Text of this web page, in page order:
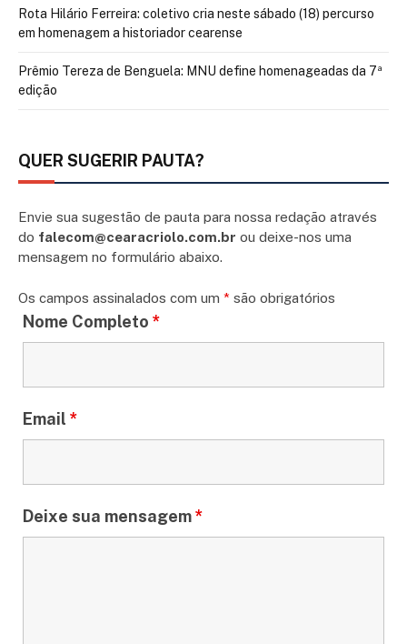
Rota Hilário Ferreira: coletivo cria neste sábado (18) percurso
em homenagem a historiador cearense
Prêmio Tereza de Benguela: MNU define homenageadas da 7ª
edição
QUER SUGERIR PAUTA?
Envie sua sugestão de pauta para nossa redação através
do falecom@cearacriolo.com.br ou deixe-nos uma
mensagem no formulário abaixo.
Os campos assinalados com um * são obrigatórios
Nome Completo *
Email *
Deixe sua mensagem*